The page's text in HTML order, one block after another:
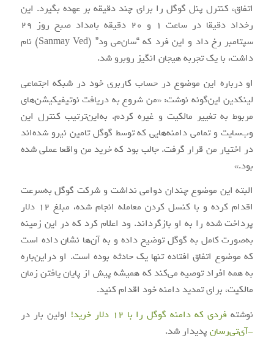
اتفاق، کنترل پنل گوگل را برای چند دقیقه بر عهده بگیرد. این
رخداد دقیقا در ساعت 1 و 20 دقیقه بامداد صبح روز 29
سپتامبر رخ داد و این فرد که “سان‌می ود” (Sanmay Ved) نام
داشت، با یک تجربه هیجان انگیز روبرو شد.
او درباره این موضوع در حساب کاربری خود در شبکه اجتماعی
لینکدین این‌گونه نوشت: «من شروع به دریافت نوتیفیکیشن‌های
مربوط به تغییر مالکیت و غیره کردم. به‌این‌ترتیب کنترل این
وب‌سایت و تمامی دامنه‌هایی که توسط گوگل تامین نیرو شده‌اند
در اختیار من قرار گرفت. جالب بود که خرید من واقعا عملی شده
بود.»
البته این موضوع چندان دوامی نداشت و شرکت گوگل به‌سرعت
اقدام کرده و با کنسل کردن معامله انجام شده، مبلغ 12 دلار
پرداخت شده را به او بازگرداند. ود اعلام کرد که در این زمینه
به‌صورت کامل به گوگل توضیح داده و به آن‌ها نشان داده است
که موضوع اتفاق افتاده تنها یک حادثه بوده است. او دراین‌باره
به همه افراد توصیه می‌کند که همیشه پیش از پایان یافتن زمان
مالکیت، برای تمدید دامنه خود اقدام کنید.
نوشته فردی که دامنه گوگل را با 12 دلار خرید!
اولین بار در
-آی‌تی‌رسانپدیدار شد.